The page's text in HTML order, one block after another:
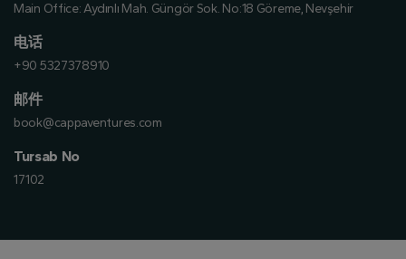
Main Office:Aydınlı Mah. Güngör Sok. No:18 Göreme, Nevşehir
电话
+90 5327378910
邮件
book@cappaventures.com
Tursab No
17102